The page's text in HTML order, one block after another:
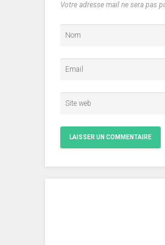
Votre adresse mail ne sera pas